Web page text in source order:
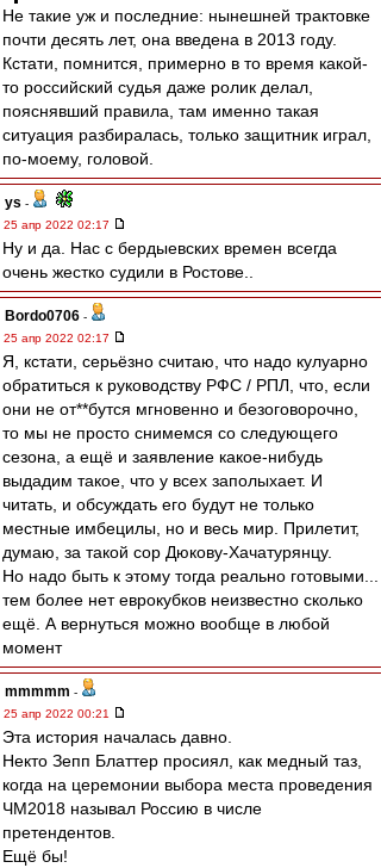
Не такие уж и последние: нынешней трактовке
почти десять лет, она введена в 2013 году.
Кстати, помнится, примерно в то время какой-
то российский судья даже ролик делал,
пояснявший правила, там именно такая
ситуация разбиралась, только защитник играл,
по-моему, головой.
ys -
25 апр 2022 02:17
Ну и да. Нас с бердыевских времен всегда
очень жестко судили в Ростове..
Bordo0706 -
25 апр 2022 02:17
Я, кстати, серьёзно считаю, что надо кулуарно
обратиться к руководству РФС / РПЛ, что, если
они не от**бутся мгновенно и безоговорочно,
то мы не просто снимемся со следующего
сезона, а ещё и заявление какое-нибудь
выдадим такое, что у всех заполыхает. И
читать, и обсуждать его будут не только
местные имбецилы, но и весь мир. Прилетит,
думаю, за такой сор Дюкову-Хачатурянцу.
Но надо быть к этому тогда реально готовыми...
тем более нет еврокубков неизвестно сколько
ещё. А вернуться можно вообще в любой
момент
mmmmm -
25 апр 2022 00:21
Эта история началась давно.
Некто Зепп Блаттер просиял, как медный таз,
когда на церемонии выбора места проведения
ЧМ2018 называл Россию в числе
претендентов.
Ещё бы!